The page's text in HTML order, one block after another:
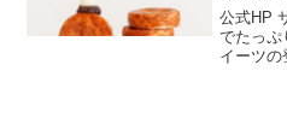
プラザ
公式HP
でたっぷ
イーツの